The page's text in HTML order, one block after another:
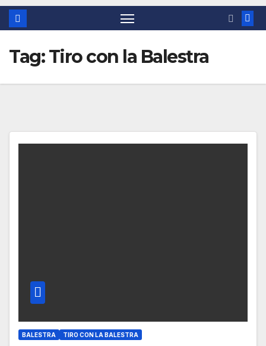
Tag:Tiro con la Balestra
BALESTRA TIRO CON LA BALESTRA